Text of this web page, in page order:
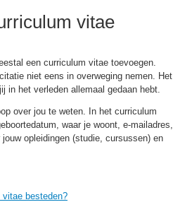
vitae
een curriculum vitae toevoegen.
niet eens in overweging nemen. Het
in het verleden allemaal gedaan hebt.
over jou te weten. In het curriculum
waar je woont, e-mailadres,
opleidingen (studie, cursussen) en
besteden?